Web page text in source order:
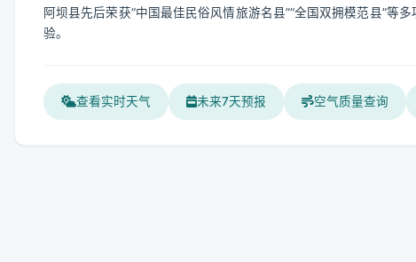
阿坝县先后荣获“中国最佳民俗风情旅游名县”“全国双拥模范县”等
验。
查看实时天气 未来7天预报 空气质量查询